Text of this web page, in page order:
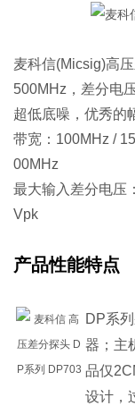
麦科信(Micsig)高
500MHz，差分电
超低底噪，优秀的
带宽：100MHz /
00MHz
最大输入差分电
Vpk
产品性能特点
DP系
器；主
品仅
设计，